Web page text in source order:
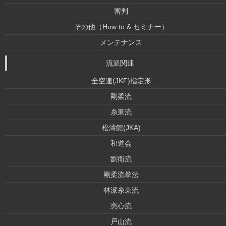
審判
その他（How to & セミナー）
メンテナンス
流派関連
全空連(JKF)指定形
剛柔流
糸東流
松濤館(JKA)
和道会
劉衛流
剛柔流拳法
林派糸東流
憲心流
戸山流